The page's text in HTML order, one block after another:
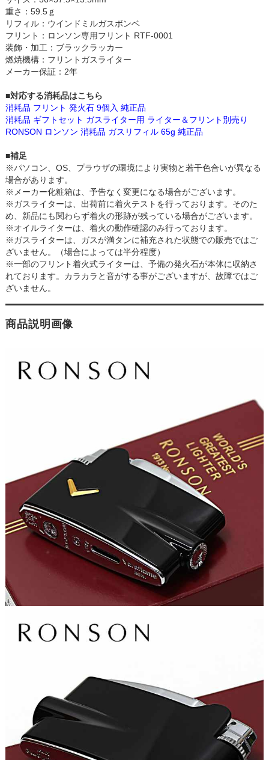
重さ：59.5ｇ
リフィル：ウインドミルガスボンベ
フリント：ロンソン専用フリント RTF-0001
装飾・加工：ブラックラッカー
燃焼機構：フリントガスライター
メーカー保証：2年
■対応する消耗品はこちら
消耗品 フリント 発火石 9個入 純正品
消耗品 ギフトセット ガスライター用 ライター＆フリント別売り
RONSON ロンソン 消耗品 ガスリフィル 65g 純正品
■補足
※パソコン、OS、プラウザの環境により実物と若干色合いが異なる
場合があります。
※メーカー化粧箱は、予告なく変更になる場合がございます。
※ガスライターは、出荷前に着火テストを行っております。そのた
め、新品にも関わらず着火の形跡が残っている場合がございます。
※オイルライターは、着火の動作確認のみ行っております。
※ガスライターは、ガスが満タンに補充された状態での販売ではご
ざいません。（場合によっては半分程度）
※一部のフリント着火式ライターは、予備の発火石が本体に収納さ
れております。カラカラと音がする事がございますが、故障ではご
ざいません。
商品説明画像